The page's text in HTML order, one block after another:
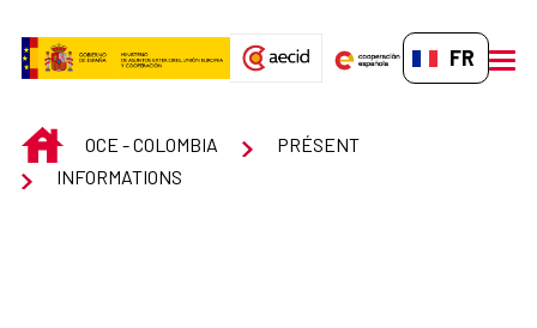
FR-FR
INICIOOCE - COLOMBIA
PRÉSENT
INFORMATIONS